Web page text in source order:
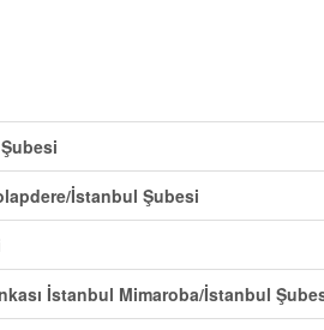
İstanbul Şubesi
İstanbul Mimaroba/İstanbul